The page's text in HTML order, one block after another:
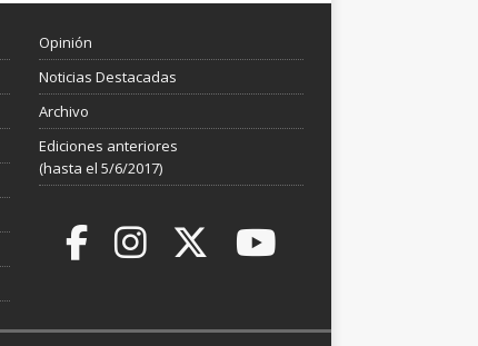
Opinión
Noticias Destacadas
Archivo
Ediciones anteriores
(hasta el 5/6/2017)